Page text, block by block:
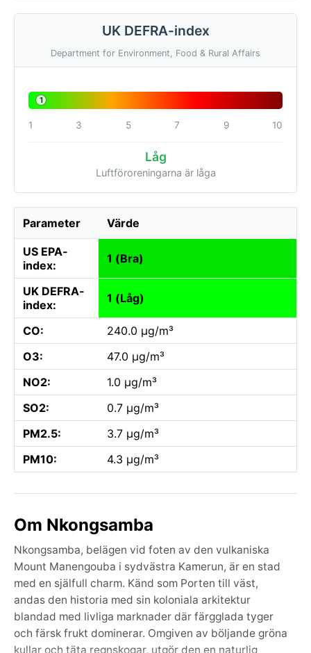
UK DEFRA-index
Department for Environment, Food & Rural Affairs
1
1 3 5 7 9 10
Låg
Luftföroreningarna är låga
Parameter Värde
US EPA-
index:
1 (Bra)
UK DEFRA-
index:
1 (Låg)
CO:
240.0 µg/m³
O3:
47.0 µg/m³
NO2:
1.0 µg/m³
SO2:
0.7 µg/m³
PM2.5:
3.7 µg/m³
PM10:
4.3 µg/m³
Om Nkongsamba
Nkongsamba, belägen vid foten av den vulkaniska
Mount Manengouba i sydvästra Kamerun, är en stad
med en själfull charm. Känd som Porten till väst,
andas den historia med sin koloniala arkitektur
blandad med livliga marknader där färgglada tyger
och färsk frukt dominerar. Omgiven av böljande gröna
kullar och täta regnskogar, utgör den en naturlig